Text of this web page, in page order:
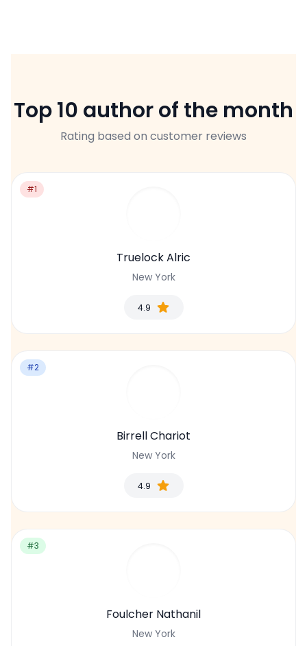
Top 10 author of the month
Rating based on customer reviews
#1
Truelock Alric
New York
4.9
#2
Birrell Chariot
New York
4.9
#3
Foulcher Nathanil
New York